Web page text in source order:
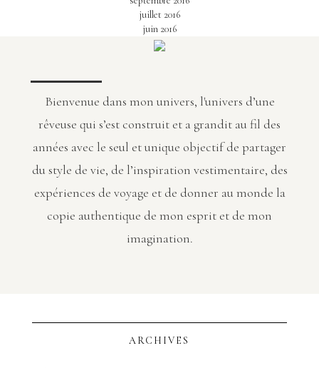
juillet 2016
juin 2016
Bienvenue dans mon univers, l'univers d’une
rêveuse qui s’est construit et a grandit au fil des
années avec le seul et unique objectif de partager
du style de vie, de l’inspiration vestimentaire, des
expériences de voyage et de donner au monde la
copie authentique de mon esprit et de mon
imagination.
ARCHIVES